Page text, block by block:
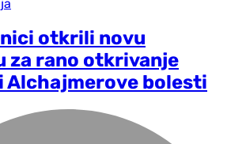
otkrili novu
za rano otkrivanje
Alchajmerove bolesti